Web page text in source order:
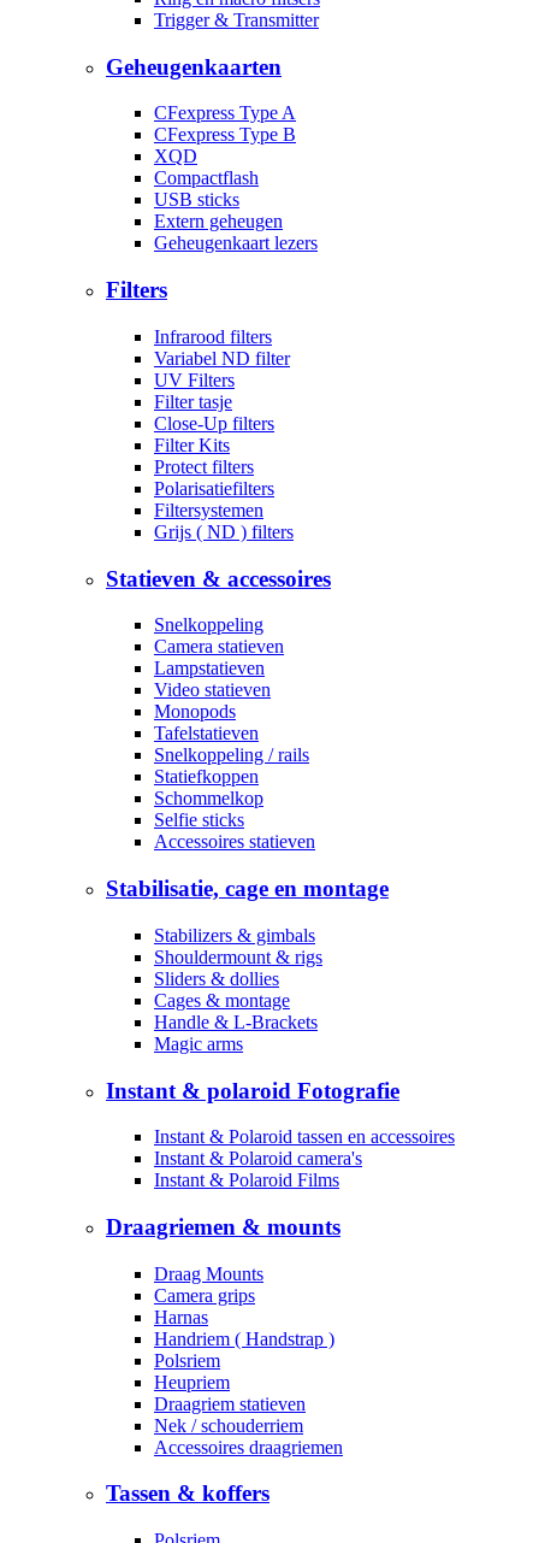
Trigger & Transmitter
Geheugenkaarten
CFexpress Type A
CFexpress Type B
XQD
Compactflash
USB sticks
Extern geheugen
Geheugenkaart lezers
Filters
Infrarood filters
Variabel ND filter
UV Filters
Filter tasje
Close-Up filters
Filter Kits
Protect filters
Polarisatiefilters
Filtersystemen
Grijs ( ND ) filters
Statieven & accessoires
Snelkoppeling
Camera statieven
Lampstatieven
Video statieven
Monopods
Tafelstatieven
Snelkoppeling / rails
Statiefkoppen
Schommelkop
Selfie sticks
Accessoires statieven
Stabilisatie, cage en montage
Stabilizers & gimbals
Shouldermount & rigs
Sliders & dollies
Cages & montage
Handle & L-Brackets
Magic arms
Instant & polaroid Fotografie
Instant & Polaroid tassen en accessoires
Instant & Polaroid camera's
Instant & Polaroid Films
Draagriemen & mounts
Draag Mounts
Camera grips
Harnas
Handriem ( Handstrap )
Polsriem
Heupriem
Draagriem statieven
Nek / schouderriem
Accessoires draagriemen
Tassen & koffers